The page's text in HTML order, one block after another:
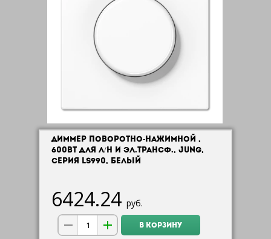
ДИММЕР ПОВОРОТНО-НАЖИМНОЙ ,
600ВТ ДЛЯ Л/Н И ЭЛ.ТРАНСФ., JUNG,
СЕРИЯ LS990, БЕЛЫЙ
6424.24 руб.
В КОРЗИНУ